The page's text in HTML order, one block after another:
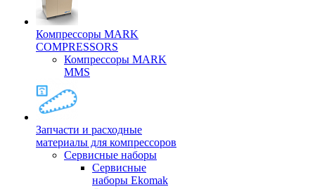
Компрессоры MARK
COMPRESSORS
Компрессоры MARK
MMS
Запчасти и расходные
материалы для компрессоров
Cервисные наборы
Сервисные
наборы Ekomak